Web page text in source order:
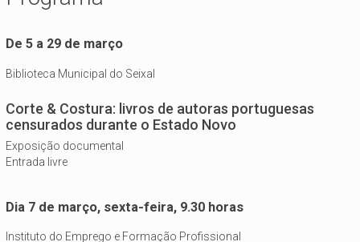
De 5 a 29 de março
Biblioteca Municipal do Seixal
Corte & Costura: livros de autoras portuguesas
censurados durante o Estado Novo
Exposição documental
Entrada livre
Dia 7 de março, sexta-feira, 9.30 horas
Instituto do Emprego e Formação Profissional